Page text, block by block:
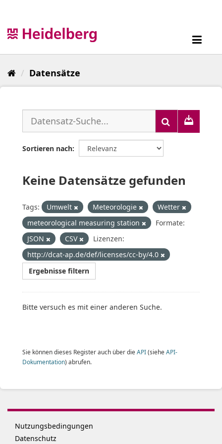
Datensätze
Sortieren nach
Keine Datensätze gefunden
Tags: Umwelt Meteorologie
Wetter
meteorological measuring station
Formate:
JSON
CSV
Lizenzen:
http://dcat-ap.de/def/licenses/cc-by/4.0
Ergebnisse filtern
Bitte versuch es mit einer anderen Suche.
Sie können dieses Register auch über die API(siehe API-
Dokumentation) abrufen.
Nutzungsbedingungen
Datenschutz